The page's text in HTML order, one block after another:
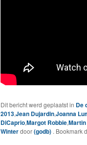
Dit bericht werd geplaatst in De
2013,Jean Dujardin,Joanna
DiCaprio,Margot Robbie,
Winterdoor(godb) . Bookmark